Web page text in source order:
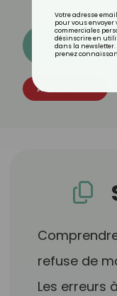
Découvrez les
ACTUALITÉS
refuse de
Les erreurs
Votre adresse
pour vous envoyer
commerciales
désinscrire en
dans la newsletter.
prenez